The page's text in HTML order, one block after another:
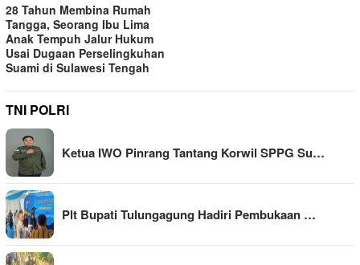
28 Tahun Membina Rumah
Tangga, Seorang Ibu Lima
Anak Tempuh Jalur Hukum
Usai Dugaan Perselingkuhan
Suami di Sulawesi Tengah
TNI POLRI
Ketua IWO Pinrang Tantang Korwil SPPG Su…
Plt Bupati Tulungagung Hadiri Pembukaan …